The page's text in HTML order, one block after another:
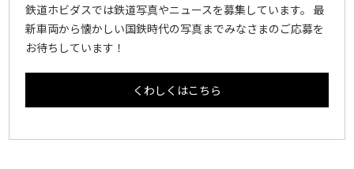
鉄道ホビダスでは鉄道写真やニュースを募集しています。 最
新車両から懐かしい国鉄時代の写真までみなさまのご応募を
お待ちしています！
くわしくはこちら